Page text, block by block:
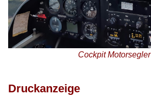
Cockpit Motorsegler
Druckanzeige